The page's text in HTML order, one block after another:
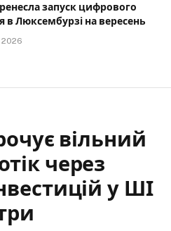
запуск цифрового
в Люксембурзі на вересень
2026
вільний
через
у ШІ